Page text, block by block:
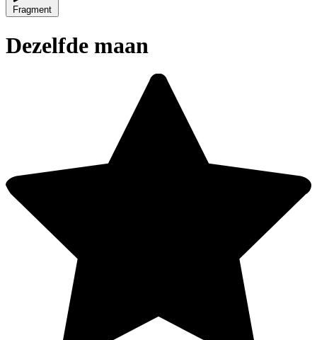
Fragment
Dezelfde maan